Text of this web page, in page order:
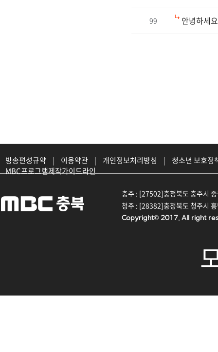
99 안녕하세
방송편성규약 | 이용약관 | 개인정보처리방침 |
청소년 보호정
MBC프로그램제작가이드라인
충주 : [27502]충청북도 충주시
청주 : [28382]충청북도 청주시
Copyright© 2017. All right